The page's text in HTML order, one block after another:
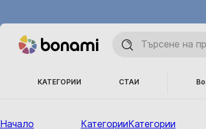
КАТЕГОРИИ СТАИ
Начало КатегорииКатегории